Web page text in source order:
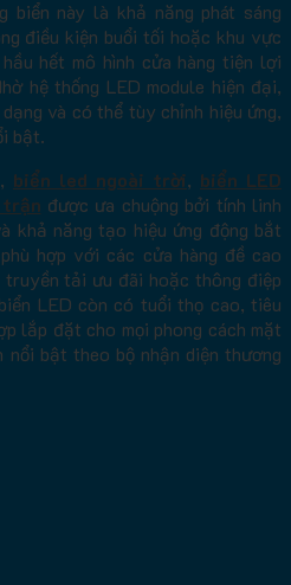
biển này là khả năng phát sáng
điều kiện buổi tối hoặc khu vực
hết mô hình cửa hàng tiện lợi
hệ thống LED module hiện đại,
và có thể tùy chỉnh hiệu ứng,
bật.
biển led ngoài trời, biển LED
trận được ưa chuộng bởi tính linh
khả năng tạo hiệu ứng động bắt
hợp với các cửa hàng đề cao
truyền tải ưu đãi hoặc thông điệp
LED còn có tuổi thọ cao, tiêu
lắp đặt cho mọi phong cách mặt
bật theo bộ nhận diện thương